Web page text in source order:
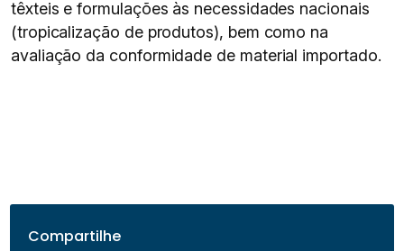
têxteis e formulações às necessidades nacionais
(tropicalização de produtos), bem como na
avaliação da conformidade de material importado.
Compartilhe